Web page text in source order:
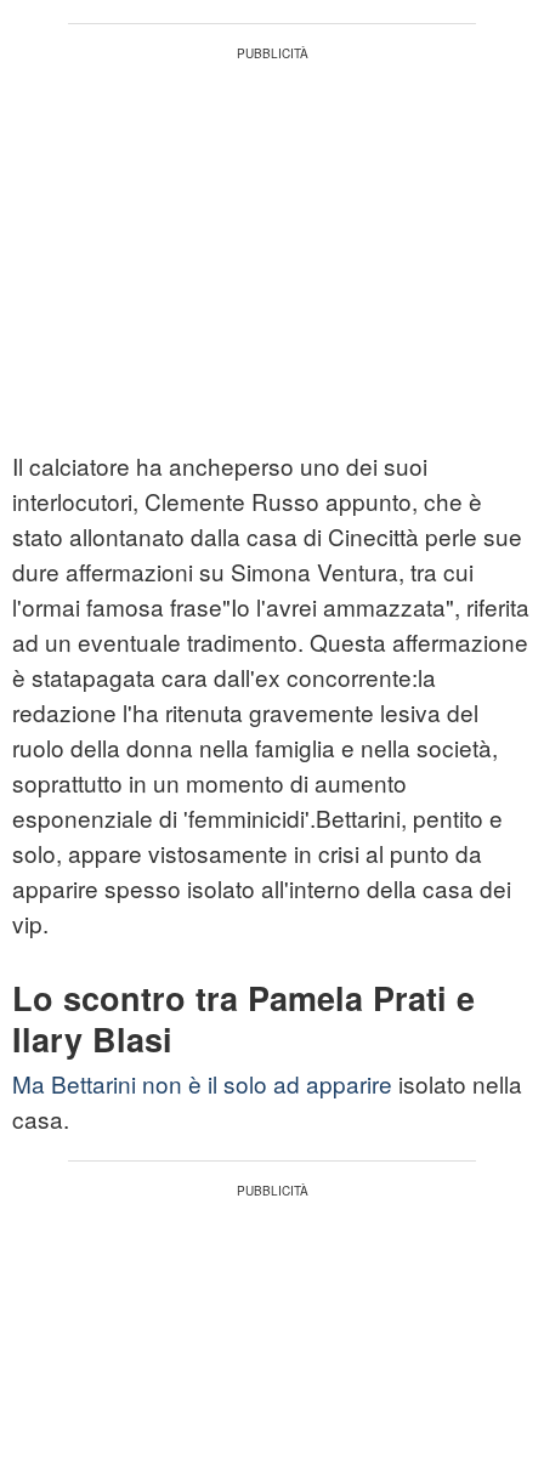
Il calciatore ha ancheperso uno dei suoi
interlocutori, Clemente Russo appunto, che è
stato allontanato dalla casa di Cinecittà perle sue
dure affermazioni su Simona Ventura, tra cui
l'ormai famosa frase"Io l'avrei ammazzata", riferita
ad un eventuale tradimento. Questa affermazione
è statapagata cara dall'ex concorrente:la
redazione l'ha ritenuta gravemente lesiva del
ruolo della donna nella famiglia e nella società,
soprattutto in un momento di aumento
esponenziale di 'femminicidi'.Bettarini, pentito e
solo, appare vistosamente in crisi al punto da
apparire spesso isolato all'interno della casa dei
vip.
Lo scontro tra Pamela Prati e
Ilary Blasi
Ma Bettarini non è il solo ad apparire isolato nella
casa.